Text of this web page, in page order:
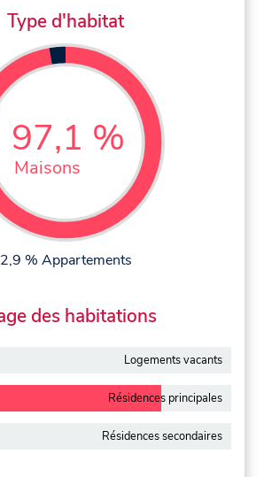
Type d'habitat
97,1 %
Maisons
2,9 % Appartements
des habitations
Logements vacants
Résidences principales
Résidences secondaires